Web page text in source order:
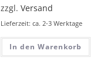
zzgl. Versand
Lieferzeit: ca. 2-3 Werktage
In den Warenkorb